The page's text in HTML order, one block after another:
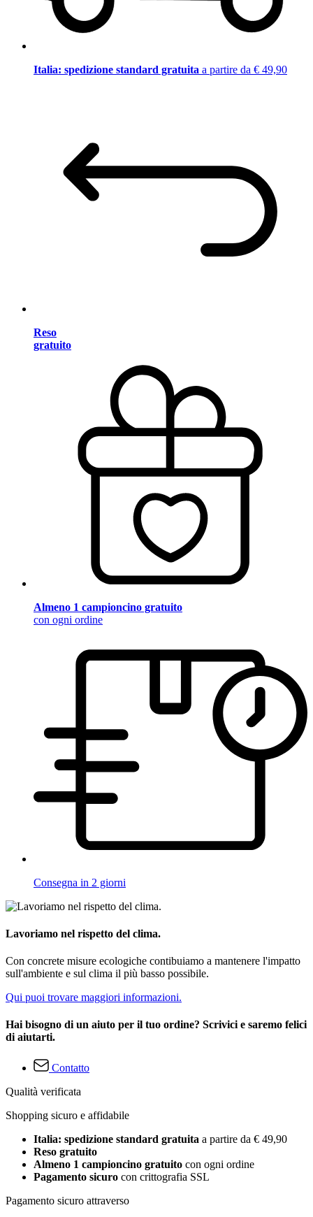
Italia: spedizione standard gratuita a partire da € 49,90
Reso
gratuito
Almeno 1 campioncino gratuito
con ogni ordine
Consegna in 2 giorni
Lavoriamo nel rispetto del clima.
Con concrete misure ecologiche contibuiamo a mantenere l'impatto
sull'ambiente e sul clima il più basso possibile.
Qui puoi trovare maggiori informazioni.
Hai bisogno di un aiuto per il tuo ordine? Scrivici e saremo felici
di aiutarti.
Contatto
Qualità verificata
Shopping sicuro e affidabile
Italia: spedizione standard gratuita a partire da € 49,90
Reso gratuito
Almeno 1 campioncino gratuito con ogni ordine
Pagamento sicuro con crittografia SSL
Pagamento sicuro attraverso